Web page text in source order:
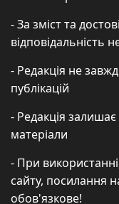
- За зміст та
відповідальність
- Редакція не
публікацій
- Редакція
матеріали
- При
сайту, посилання
обов'язкове!